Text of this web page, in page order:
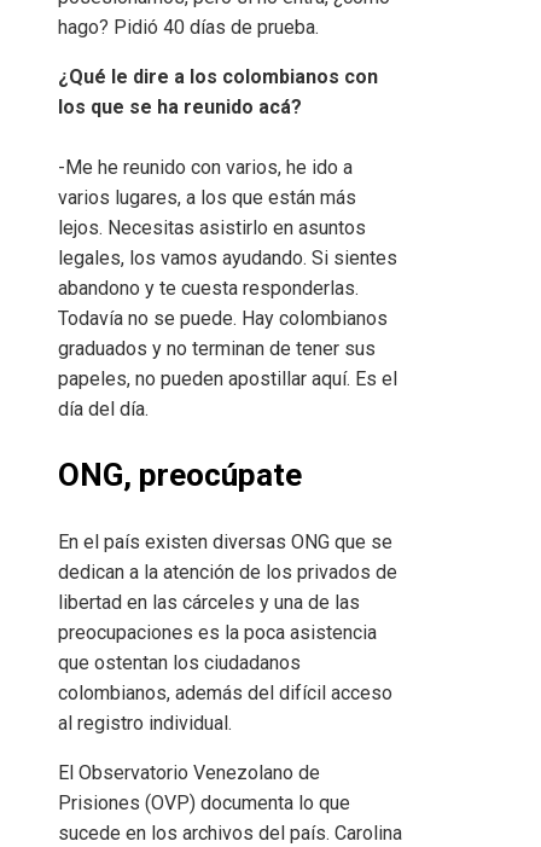
hago? Pidió 40 días de prueba.
¿Qué le dire a los colombianos con
los que se ha reunido acá?
-Me he reunido con varios, he ido a
varios lugares, a los que están más
lejos. Necesitas asistirlo en asuntos
legales, los vamos ayudando. Si sientes
abandono y te cuesta responderlas.
Todavía no se puede. Hay colombianos
graduados y no terminan de tener sus
papeles, no pueden apostillar aquí. Es el
día del día.
ONG, preocúpate
En el país existen diversas ONG que se
dedican a la atención de los privados de
libertad en las cárceles y una de las
preocupaciones es la poca asistencia
que ostentan los ciudadanos
colombianos, además del difícil acceso
al registro individual.
El Observatorio Venezolano de
Prisiones (OVP) documenta lo que
sucede en los archivos del país. Carolina